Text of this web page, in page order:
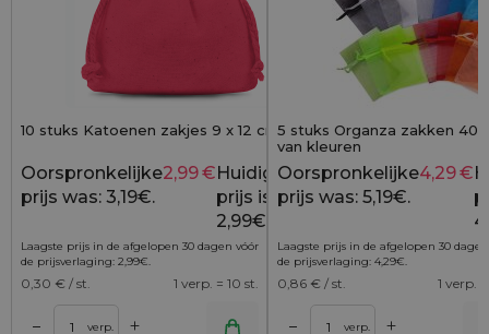
10 stuks Katoenen zakjes 9 x 12 cm - rood
3,19 €
Oorspronkelijke
prijs was: 3,19€.
2,99€Huidige
prijs is:
2,99€.
Laagste prijs in de afgelopen 30 dagen vóór
de prijsverlaging: 2,99€.
0,30 € / st. 1 verp. = 10 st.
– verp. +
5 stuks Organza zakken 40
van kleuren
Oorspronkelijke
prijs was: 5,19€.
4,29€
Laagste prijs in de afgelopen 30
de prijsverlaging: 4,29€.
0,86 € / st. 1 verp.
– verp. +
Toevoegen aan winkelwagen Toevoegen aan